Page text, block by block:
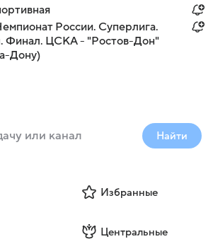
России. Суперлига.
ЦСКА - "Ростов-Дон"
Дону)
Найти
Избранные
Центральные